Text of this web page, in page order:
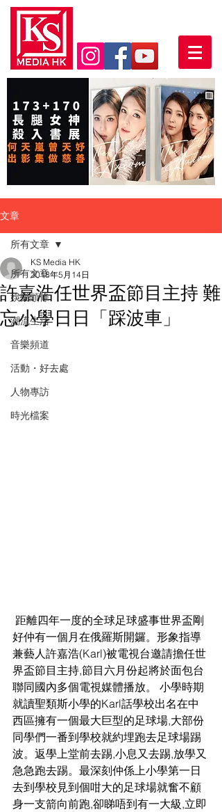
文章
所有文章
娛樂頭條
潮流生活
音樂頻道
活動・好去處
人物專訪
時光檔案
所有文章
許嘉浩任世界盃節目主持 難
忘小學日日「踩波車」
KS Media HK
2018年5月14日
好仲有一個月在俄羅斯開鑼。形象指導
兼藝人許嘉浩(Karl)被電視台邀請擔任世
界盃節目主持,節目六月份起將於面包台
聯同國內多個電視媒體播放。 小學時期
就讀聖類斯小學的Karl話學校出名在中
西區擁有一個最大巨型的足球場,大部份
同學們一番到學校就約埋跑去足球場踢
波。返學上堂前去踢,小息又去踢,放學又
急急跑去踢。最深刻仲係上小學第一日
去到學校見到個咁大的足球場就奮不顧
身一支箭向前跑,卻睇唔到有一大級,立即